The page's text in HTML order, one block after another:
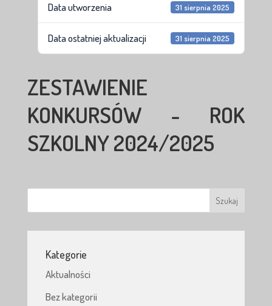
Data utworzenia 31 sierpnia 2025
Data ostatniej aktualizacji 31 sierpnia 2025
ZESTAWIENIE
KONKURSÓW - ROK
SZKOLNY 2024/2025
Kategorie
Aktualności
Bez kategorii